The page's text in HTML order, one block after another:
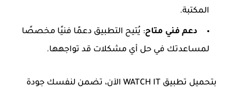
المكتبة.
دعم فني متاح: يُتيح التطبيق دعمًا فنيًا مخصصًا
لمساعدتك في حل أي مشكلات قد تواجهها.
بتحميل تطبيق WATCH IT الآن، تضمن لنفسك جودة